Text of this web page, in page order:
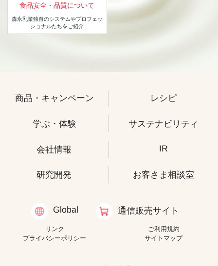
食品安全・品質について
森永乳業独自のシステムやプロフェッ
ショナルたちをご紹介
商品・キャンペーン レシピ
学ぶ・体験 サステナビリティ
会社情報 IR
研究開発 お客さま相談室
Global 通信販売サイト
リンク
ご利用規約
プライバシーポリシー
サイトマップ